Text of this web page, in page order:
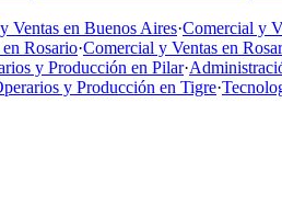
Ventas en Buenos Aires·Comercial y
Rosario·Comercial y Ventas en
y Producción en Pilar·
y Producción en Tigre·